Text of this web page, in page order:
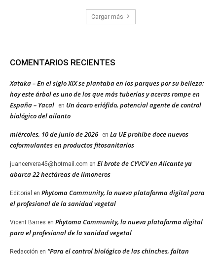
Cargar más
COMENTARIOS RECIENTES
Xataka – En el siglo XIX se plantaba en los parques por su belleza:
hoy este árbol es uno de los que más tuberías y aceras rompe en
España – Yacal
en Un ácaro eriófido, potencial agente de control
biológico del ailanto
miércoles, 10 de junio de 2026 en La UE prohíbe doce nuevos
coformulantes en productos fitosanitarios
juancervera45@hotmail.com en El brote de CYVCV en Alicante ya
abarca 22 hectáreas de limoneros
Editorial en Phytoma Community, la nueva plataforma digital para
el profesional de la sanidad vegetal
Vicent Barres en Phytoma Community, la nueva plataforma digital
para el profesional de la sanidad vegetal
Redacción en “Para el control biológico de las chinches, faltan